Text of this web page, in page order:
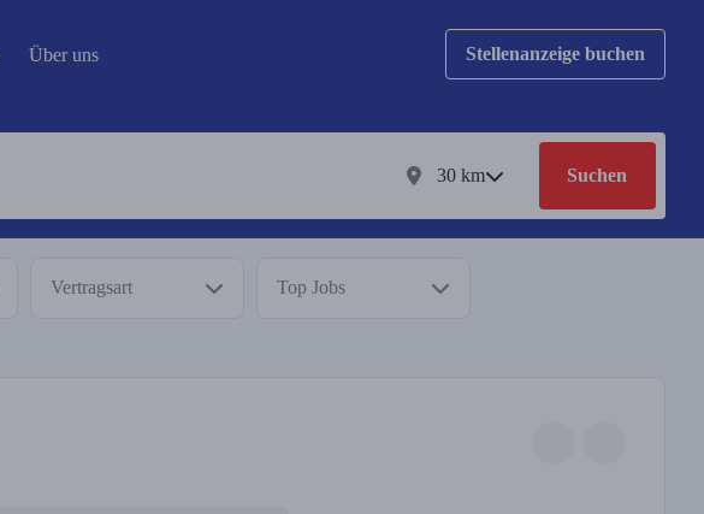
Über uns Stellenanzeige buchen
30 km Suchen
Vertragsart Top Jobs